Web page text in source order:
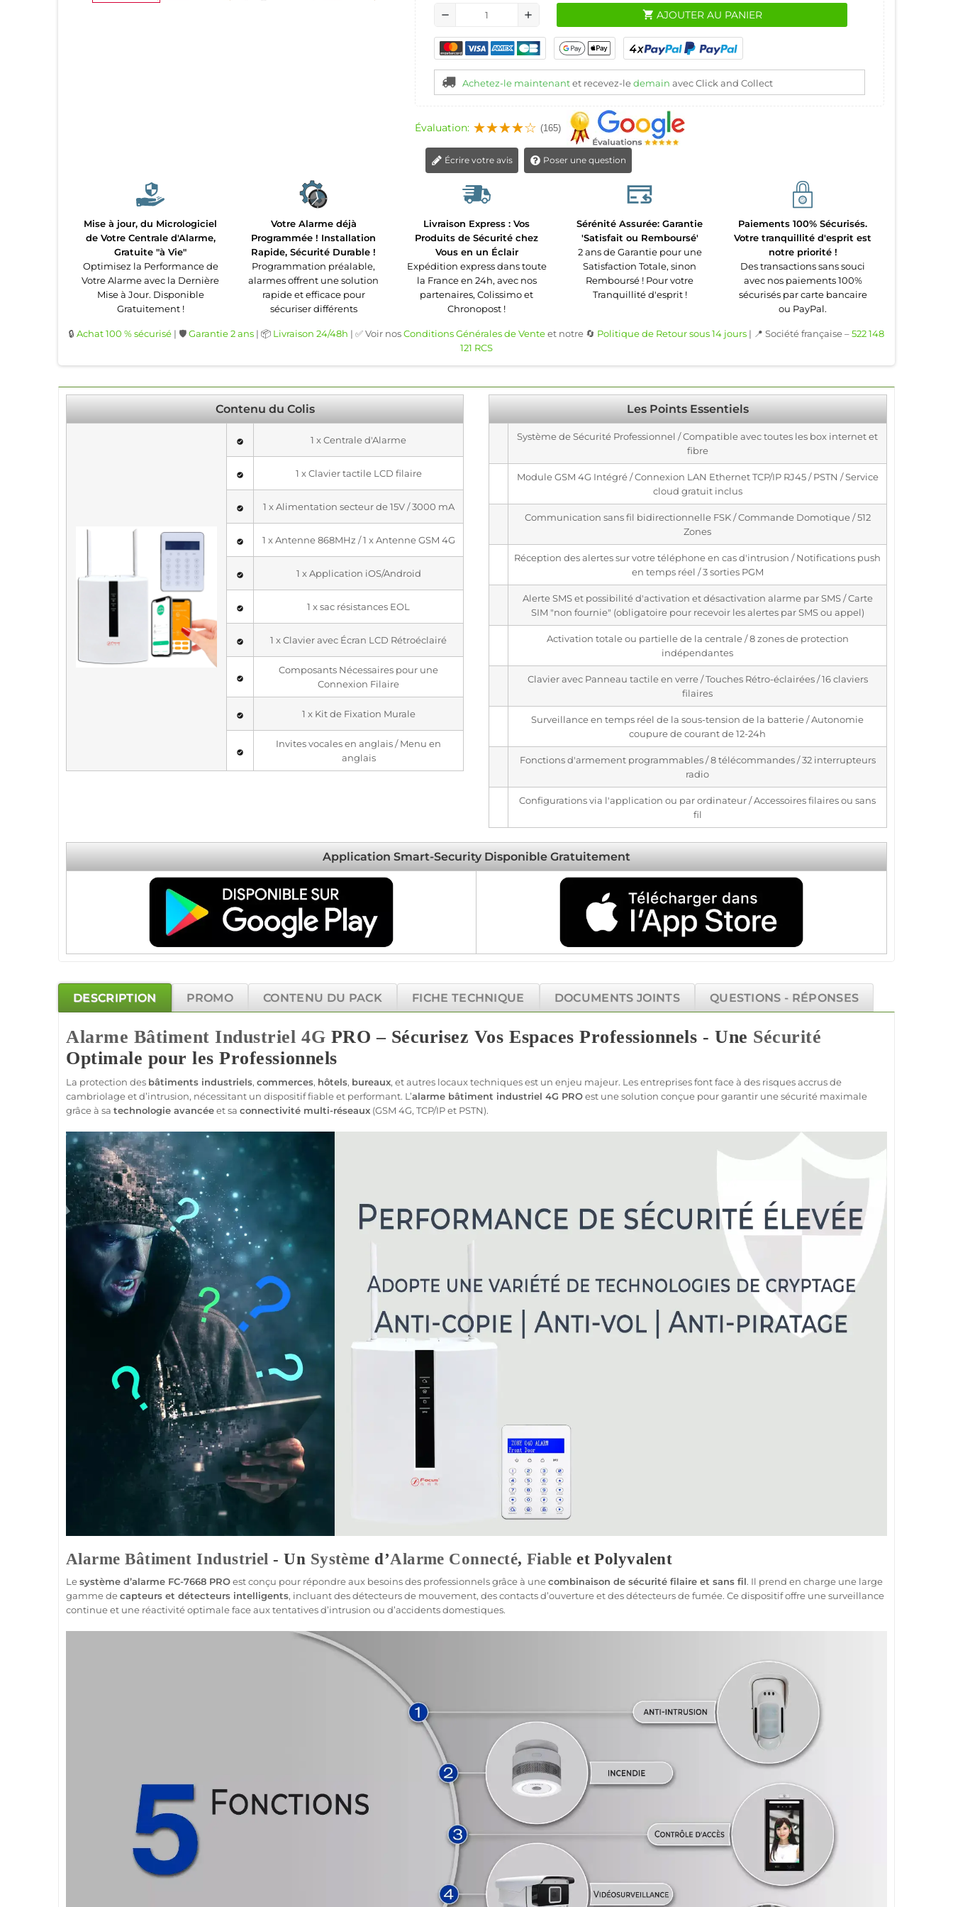
remove add shopping_cart AJOUTER AU PANIER
Achetez-le maintenantet recevez-ledemain avec Click and Collect
Évaluation: (165)
Écrire votre avis Poser une question
Mise à jour, du Micrologiciel
de Votre Centrale d'Alarme,
Gratuite "à Vie"
Optimisez la Performance de
Votre Alarme avec la Dernière
Mise à Jour. Disponible
Gratuitement !
Votre Alarme déjà
Programmée ! Installation
Rapide, Sécurité Durable !
Programmation préalable,
alarmes offrent une solution
rapide et efficace pour
sécuriser différents
Livraison Express : Vos
Produits de Sécurité chez
Vous en un Éclair
Expédition express dans toute
la France en 24h, avec nos
partenaires, Colissimo et
Chronopost !
Sérénité Assurée: Garantie
'Satisfait ou Remboursé'
2 ans de Garantie pour une
Satisfaction Totale, sinon
Remboursé ! Pour votre
Tranquillité d'esprit !
Paiements 100% Sécurisés.
Votre tranquillité d'esprit est
notre priorité !
Des transactions sans souci
avec nos paiements 100%
sécurisés par carte bancaire
ou PayPal.
🔒 Achat 100 % sécurisé | 🛡️Garantie 2 ans | 📦 Livraison 24/48h | ✅ Voir nosConditions Générales de Venteet notre 🔄 Politique de Retour sous 14 jours | 📍 Société française –522 148
121 RCS
Contenu du Colis
1 x Centrale d'Alarme
1 x Clavier tactile LCD filaire
1 x Alimentation secteur de 15V / 3000 mA
1 x Antenne 868MHz / 1 x Antenne GSM 4G
1 x Application iOS/Android
1 x sac résistances EOL
1 x Clavier avec Écran LCD Rétroéclairé
Composants Nécessaires pour une
Connexion Filaire
1 x Kit de Fixation Murale
Invites vocales en anglais / Menu en
anglais
Les Points Essentiels
Système de Sécurité Professionnel / Compatible avec toutes les box internet et
fibre
Module GSM 4G Intégré / Connexion LAN Ethernet TCP/IP RJ45 / PSTN / Service
cloud gratuit inclus
Communication sans fil bidirectionnelle FSK / Commande Domotique / 512
Zones
Réception des alertes sur votre téléphone en cas d'intrusion / Notifications push
en temps réel / 3 sorties PGM
Alerte SMS et possibilité d'activation et désactivation alarme par SMS / Carte
SIM "non fournie" (obligatoire pour recevoir les alertes par SMS ou appel)
Activation totale ou partielle de la centrale / 8 zones de protection
indépendantes
Clavier avec Panneau tactile en verre / Touches Rétro-éclairées / 16 claviers
filaires
Surveillance en temps réel de la sous-tension de la batterie / Autonomie
coupure de courant de 12-24h
Fonctions d'armement programmables / 8 télécommandes / 32 interrupteurs
radio
Configurations via l'application ou par ordinateur / Accessoires filaires ou sans
fil
Application Smart-Security Disponible Gratuitement
DESCRIPTION PROMO CONTENU DU PACK FICHE TECHNIQUE DOCUMENTS JOINTS QUESTIONS - RÉPONSES
Alarme Bâtiment Industriel 4G PRO – Sécurisez Vos Espaces Professionnels -Une Sécurité
Optimale pour les Professionnels
La protection des bâtiments industriels, commerces, hôtels, bureaux, et autres locaux techniquesest un enjeu majeur. Les entreprises font face à des risques accrus de
cambriolage et d’intrusion, nécessitant un dispositiffiableet performant. L’alarme bâtiment industriel 4G PROest une solution conçue pour garantir unesécurité maximale
grâce à sa technologie avancéeet sa connectivité multi-réseaux (GSM 4G, TCP/IP et PSTN).
Alarme Bâtiment Industriel - Un Système d’Alarme Connecté, Fiable et Polyvalent
Lesystème d’alarme FC-7668 PROest conçu pour répondre aux besoins des professionnels grâce à unecombinaison de sécurité filaire et sans fil. Il prend en charge une large
gamme decapteurs et détecteurs intelligents, incluant des détecteurs de mouvement, des contacts d’ouverture et des détecteurs de fumée. Ce dispositif offre unesurveillance
continue et une réactivité optimale face aux tentatives d’intrusion ou d’accidents domestiques.